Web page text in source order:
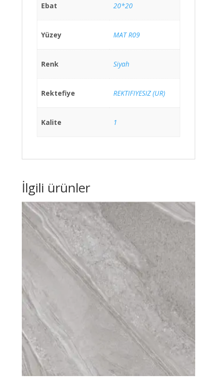
Ebat 20*20
Yüzey MAT R09
Renk Siyah
Rektefiye REKTIFIYESIZ (UR)
Kalite 1
İlgili ürünler